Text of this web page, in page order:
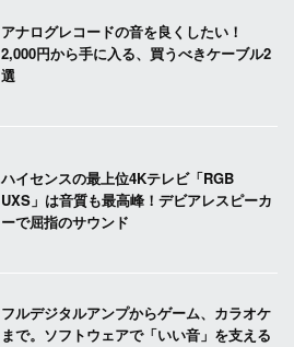
アナログレコードの音を良くしたい！
2,000円から手に入る、買うべきケーブル2
選
ハイセンスの最上位4Kテレビ「RGB
UXS」は音質も最高峰！デビアレスピーカ
ーで屈指のサウンド
フルデジタルアンプからゲーム、カラオケ
まで。ソフトウェアで「いい音」を支える